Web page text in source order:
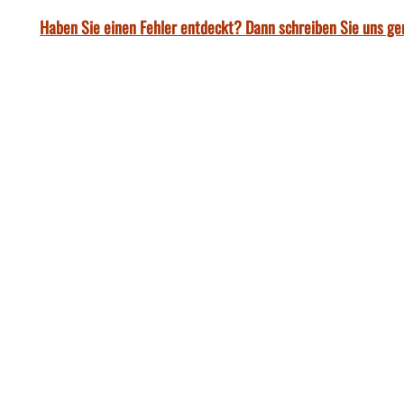
Haben Sie einen Fehler entdeckt? Dann schreiben Sie uns